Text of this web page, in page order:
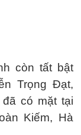
còn tất bật
Trọng Đạt,
có mặt tại
Kiếm, Hà